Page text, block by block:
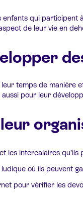
qui participent
de leur vie en
temps de
pour leur
les intercalaires qu’ils
où ils peuvent
pour vérifier les